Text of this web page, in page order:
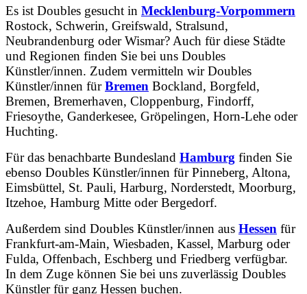
Es ist Doubles gesucht in Mecklenburg-Vorpommern
Rostock, Schwerin, Greifswald, Stralsund,
Neubrandenburg oder Wismar? Auch für diese Städte
und Regionen finden Sie bei uns Doubles
Künstler/innen. Zudem vermitteln wir Doubles
Künstler/innen fürBremen Bockland, Borgfeld,
Bremen, Bremerhaven, Cloppenburg, Findorff,
Friesoythe, Ganderkesee, Gröpelingen, Horn-Lehe oder
Huchting.
Für das benachbarte Bundesland Hamburg finden Sie
ebenso Doubles Künstler/innen für Pinneberg, Altona,
Eimsbüttel, St. Pauli, Harburg, Norderstedt, Moorburg,
Itzehoe, Hamburg Mitte oder Bergedorf.
Außerdem sind Doubles Künstler/innen aus Hessen für
Frankfurt-am-Main, Wiesbaden, Kassel, Marburg oder
Fulda, Offenbach, Eschberg und Friedberg verfügbar.
In dem Zuge können Sie bei uns zuverlässig Doubles
Künstler für ganz Hessen buchen.